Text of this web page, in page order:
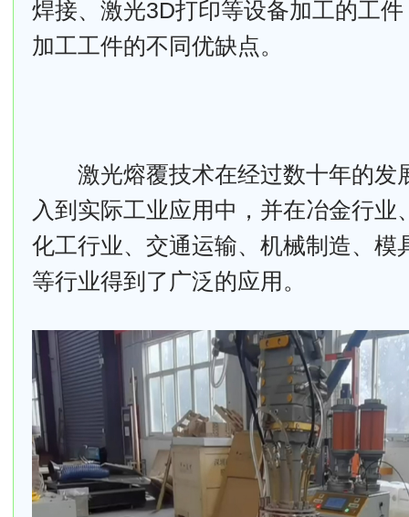
焊接、激光3D打印等设备加工的工
加工工件的不同优缺点。
激光熔覆技术在经过数十年的发
入到实际工业应用中，并在冶金行业
化工行业、交通运输、机械制造、模
等行业得到了广泛的应用。